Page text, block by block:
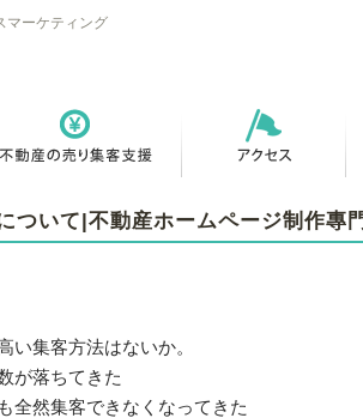
マーケティング
ついて|不動産ホームページ制作專
い集客方法はないか。
が落ちてきた
全然集客できなくなってきた